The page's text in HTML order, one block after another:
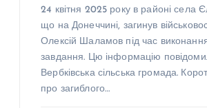
24 квітня 2025 року в районі села
що на Донеччині, загинув
Олексій Шаламов під час
завдання. Цю інформацію
Вербківська сільська громада.
про загиблого…